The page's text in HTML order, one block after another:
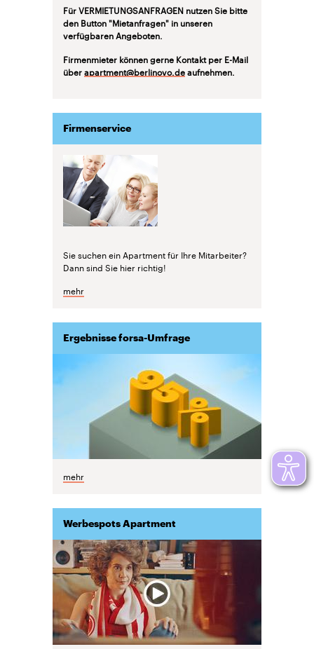
Für VERMIETUNGSANFRAGEN nutzen Sie bitte
den Button "Mietanfragen" in unseren
verfügbaren Angeboten.
Firmenmieter können gerne Kontakt per E-Mail
überapartment@berlinovo.deaufnehmen.
Firmenservice
Sie suchen ein Apartment für Ihre Mitarbeiter?
Dann sind Sie hier richtig!
mehr
Ergebnisse forsa-Umfrage
mehr
Werbespots Apartment